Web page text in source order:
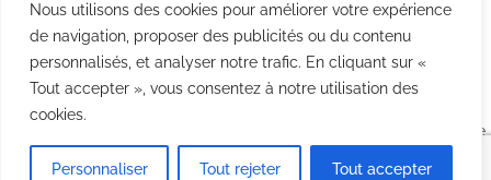
Nous utilisons des cookies pour améliorer votre expérience
de navigation, proposer des publicités ou du contenu
personnalisés, et analyser notre trafic. En cliquant sur «
Tout accepter », vous consentez à notre utilisation des
cookies.
Personnaliser Tout rejeter Tout accepter
Politique des cookies
CGV
Agence
Point Com